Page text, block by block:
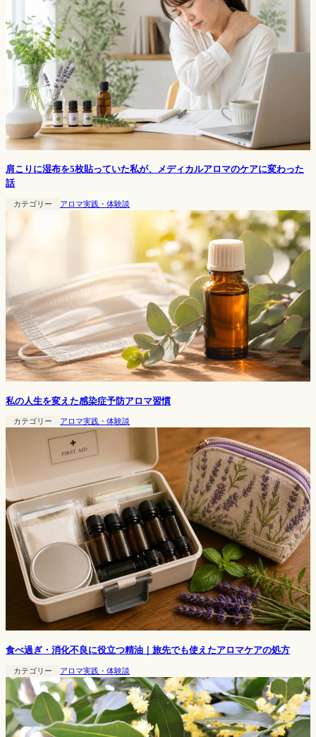
肩こりに湿布を5枚貼っていた私が、メディカルアロマのケアに変わった
話
カテゴリー アロマ実践・体験談
私の人生を変えた感染症予防アロマ習慣
カテゴリー アロマ実践・体験談
食べ過ぎ・消化不良に役立つ精油｜旅先でも使えたアロマケアの処方
カテゴリー アロマ実践・体験談